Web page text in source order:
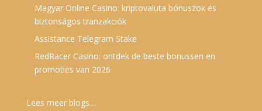
Magyar Online Casino: kriptovaluta bónuszok és
biztonságos tranzakciók
Assistance Telegram Stake
RedRacer Casino: ontdek de beste bonussen en
promoties van 2026
Lees meer blogs....